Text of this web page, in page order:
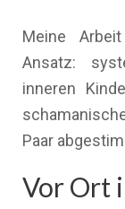
Meine
Ansatz:
inneren
Paar
Vor Ort